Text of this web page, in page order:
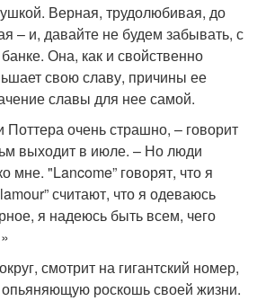
Верная, трудолюбивая, до
– и, давайте не будем забывать, с
Она, как и свойственно
свою славу, причины ее
славы для нее самой.
Поттера очень страшно, – говорит
выходит в июле. – Но люди
мне. "Lancome” говорят, что я
считают, что я одеваюсь
я надеюсь быть всем, чего
смотрит на гигантский номер,
роскошь своей жизни.